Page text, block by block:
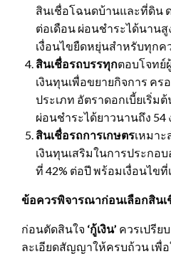
สินเชื่อโฉนดบ้านและที่ดิน ด
ต่อเดือน ผ่อนชำระได้นานสู
เงื่อนไขยืดหยุ่นสำหรับทุกค
สินเชื่อรถบรรทุกตอบโจทย์
เงินทุนเพื่อขยายกิจการ ค
ประเภท อัตราดอกเบี้ยเริ่มต้
ผ่อนชำระได้ยาวนานถึง 54
สินเชื่อรถการเกษตรเหมา
เงินทุนเสริมในการประกอ
ที่ 42% ต่อปี พร้อมเงื่อนไขที่
ข้อควรพิจารณาก่อนเลือกสินเ
ก่อนตัดสินใจ ‘กู้เงิน’ ควรเปรีย
ละเอียดสัญญาให้ครบถ้วน เพื่